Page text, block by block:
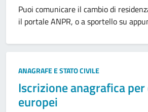
Puoi comunicare il cambio di
il portale ANPR, o a sportello su
ANAGRAFE E STATO CIVILE
Iscrizione anagrafica
europei